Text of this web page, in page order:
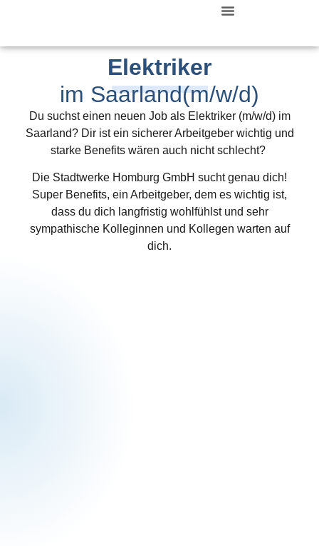
Elektriker
im Saarland(m/w/d)
Du suchst einen neuen Job als Elektriker (m/w/d) im
Saarland?Dir ist ein sicherer Arbeitgeber wichtig und
starke Benefits wären auch nicht schlecht?
Die Stadtwerke Homburg GmbH sucht genau dich!
Super Benefits, ein Arbeitgeber, dem es wichtig ist,
dass du dich langfristig wohlfühlst und sehr
sympathische Kolleginnen und Kollegen warten auf
dich.